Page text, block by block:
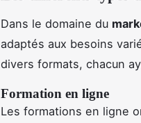
Dans le domaine du
adaptés aux besoins
divers formats, chacun
Formation en ligne
Les formations en ligne